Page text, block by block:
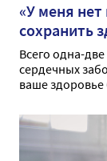
«У меня
сохранить
Всего одна-
сердечных
ваше здоровье